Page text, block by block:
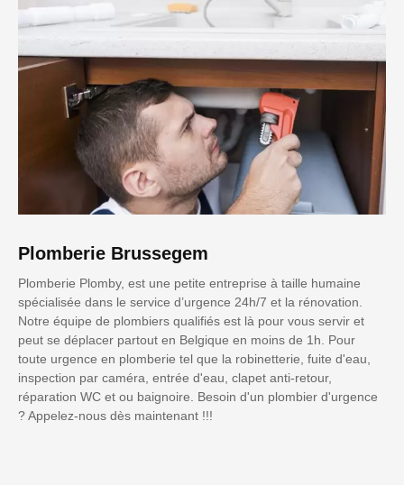
Plomberie Brussegem
Plomberie Plomby, est une petite entreprise à taille humaine
spécialisée dans le service d’urgence 24h/7 et la rénovation.
Notre équipe de plombiers qualifiés est là pour vous servir et
peut se déplacer partout en Belgique en moins de 1h. Pour
toute urgence en plomberie tel que la robinetterie, fuite d'eau,
inspection par caméra, entrée d'eau, clapet anti-retour,
réparation WC et ou baignoire. Besoin d'un plombier d'urgence
? Appelez-nous dès maintenant !!!